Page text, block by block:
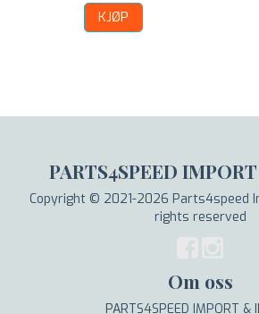
KJØP
PARTS4SPEED
Copyright © 2021-2026 Parts4speed
rights reserved
Om oss
PARTS4SPEED IMPORT &